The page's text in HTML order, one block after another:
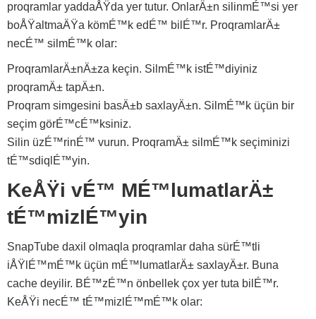
proqramlar yaddaÅŸda yer tutur. OnlarÄ±n silinmÉ™si yer
boÅŸaltmaÄŸa kömÉ™k edÉ™ bilÉ™r. ProqramlarÄ±
necÉ™ silmÉ™k olar:
ProqramlarÄ±nÄ±za keçin. SilmÉ™k istÉ™diyiniz
proqramÄ± tapÄ±n.
Proqram simgesini basÄ±b saxlayÄ±n. SilmÉ™k üçün bir
seçim görÉ™cÉ™ksiniz.
Silin üzÉ™rinÉ™ vurun. ProqramÄ± silmÉ™k seçiminizi
tÉ™sdiqlÉ™yin.
KeÅŸi vÉ™ MÉ™lumatlarÄ±
tÉ™mizlÉ™yin
SnapTube daxil olmaqla proqramlar daha sürÉ™tli
iÅŸlÉ™mÉ™k üçün mÉ™lumatlarÄ± saxlayÄ±r. Buna
cache deyilir. BÉ™zÉ™n önbellek çox yer tuta bilÉ™r.
KeÅŸi necÉ™ tÉ™mizlÉ™mÉ™k olar: